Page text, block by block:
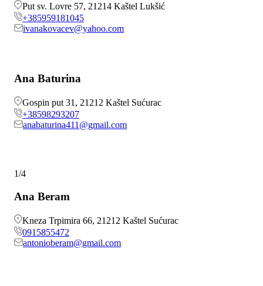
Put sv. Lovre 57, 21214 Kaštel Lukšić
+385959181045
ivanakovacev@yahoo.com
Ana Baturina
Gospin put 31, 21212 Kaštel Sućurac
+38598293207
anabaturina411@gmail.com
1/4
Ana Beram
Kneza Trpimira 66, 21212 Kaštel Sućurac
0915855472
antonioberam@gmail.com